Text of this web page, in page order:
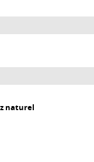
naturel